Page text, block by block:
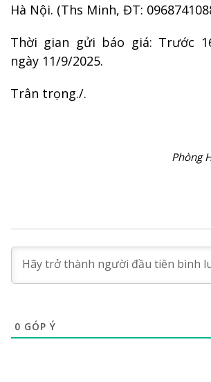
Hà Nội. (Ths Minh, ĐT:
Thời gian gửi báo giá: Trước
ngày 11/9/2025.
Trân trọng./.
Phòng
0 GÓP Ý